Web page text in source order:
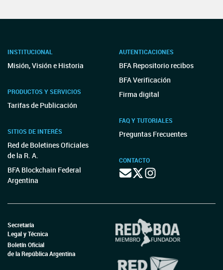
INSTITUCIONAL
Misión, Visión e Historia
PRODUCTOS Y SERVICIOS
Tarifas de Publicación
SITIOS DE INTERÉS
Red de Boletines Oficiales
de la R. A.
BFA Blockchain Federal
Argentina
AUTENTICACIONES
BFA Repositorio recibos
BFA Verificación
Firma digital
FAQ Y TUTORIALES
Preguntas Frecuentes
CONTACTO
Secretaría
Legal y Técnica
Boletín Oficial
de la República Argentina